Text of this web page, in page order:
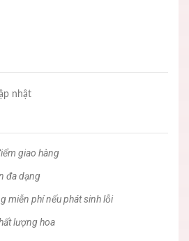
nhật
giao hàng
đa dạng
miễn phí nếu phát sinh lỗi
lượng hoa